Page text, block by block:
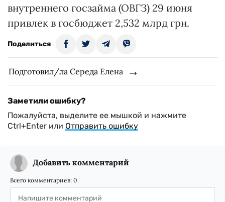
внутреннего госзайма (ОВГЗ) 29 июня
привлек в госбюджет 2,532 млрд грн.
Поделиться
Подготовил/ла Середа Елена
Заметили ошибку?
Пожалуйста, выделите ее мышкой и нажмите
Ctrl+Enter или Отправить ошибку
Добавить комментарий
Всего комментариев: 0